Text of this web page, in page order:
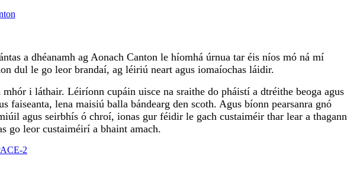
a dhéanamh ag Aonach Canton le híomhá úrnua tar éis níos mó ná mí
dul le go leor brandaí, ag léiriú neart agus iomaíochas láidir.
i láthair. Léiríonn cupáin uisce na sraithe do pháistí a dtréithe beoga agus
lena maisiú balla bándearg den scoth. Agus bíonn pearsanra gnó
agus seirbhís ó chroí, ionas gur féidir le gach custaiméir thar lear a thagann
go leor custaiméirí a bhaint amach.